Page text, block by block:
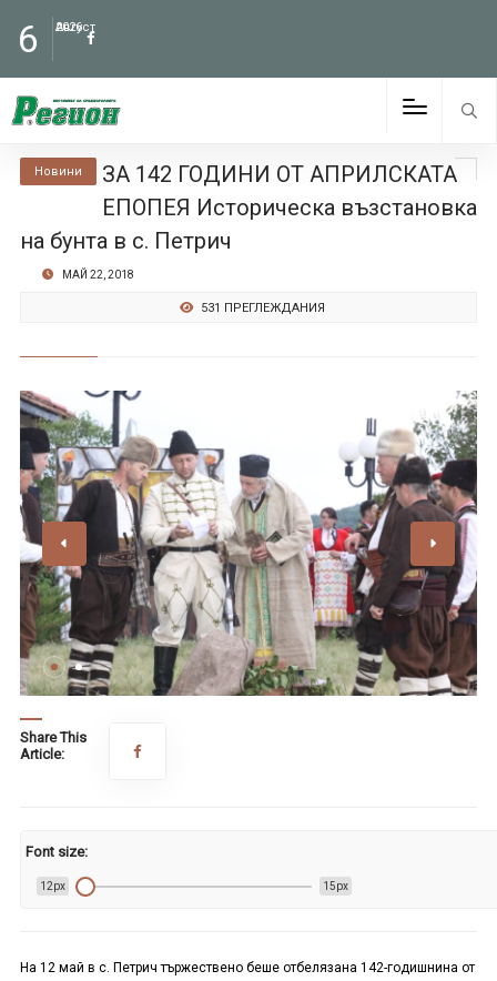
6 Август
2026
Новини
ЗА 142 ГОДИНИ ОТ АПРИЛСКАТА
ЕПОПЕЯ Историческа възстановка
на бунта в с. Петрич
МАЙ 22, 2018
531 ПРЕГЛЕЖДАНИЯ
Share This
Article:
Font size:
12px 15px
На 12 май в с. Петрич тържествено беше отбелязана 142-годишнина от